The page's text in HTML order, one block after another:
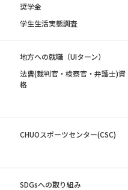
奨学金
学生生活実態調査
地方への就職（UIターン）
法曹(裁判官・検察官・弁護士)資
格
CHUOスポーツセンター(CSC)
SDGsへの取り組み